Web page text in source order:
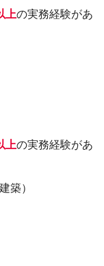
上の実務経験があ
上の実務経験があ
築）